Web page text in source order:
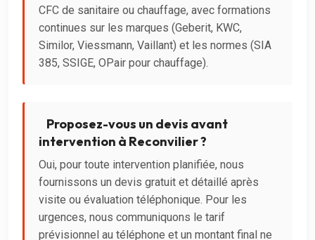
CFC de sanitaire ou chauffage, avec formations
continues sur les marques (Geberit, KWC,
Similor, Viessmann, Vaillant) et les normes (SIA
385, SSIGE, OPair pour chauffage).
Proposez-vous un devis avant
intervention à Reconvilier ?
Oui, pour toute intervention planifiée, nous
fournissons un devis gratuit et détaillé après
visite ou évaluation téléphonique. Pour les
urgences, nous communiquons le tarif
prévisionnel au téléphone et un montant final ne